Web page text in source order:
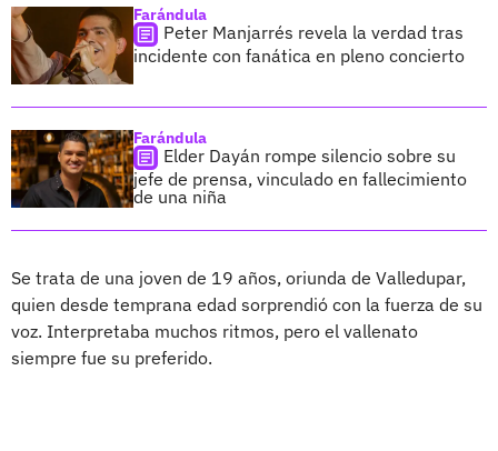
Farándula
Peter Manjarrés revela la verdad tras
incidente con fanática en pleno concierto
Farándula
Elder Dayán rompe silencio sobre su
jefe de prensa, vinculado en fallecimiento
de una niña
Se trata de una joven de 19 años, oriunda de Valledupar,
quien desde temprana edad sorprendió con la fuerza de su
voz. Interpretaba muchos ritmos, pero el vallenato
siempre fue su preferido.